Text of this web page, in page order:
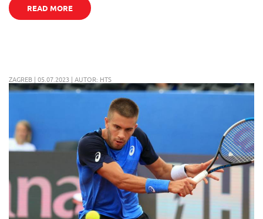
READ MORE
ZAGREB | 05.07.2023 | AUTOR: HTS